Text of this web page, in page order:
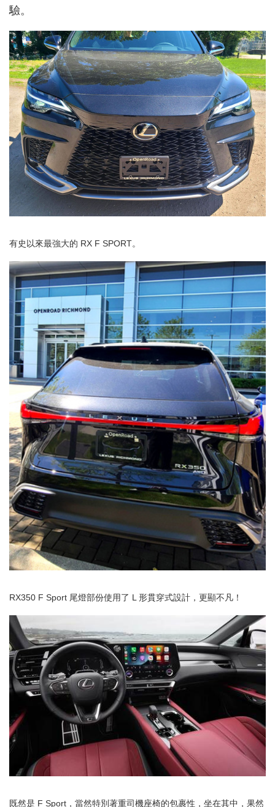
驗。
有史以來最強大的 RX F SPORT。
RX350 F Sport 尾燈部份使用了 L 形貫穿式設計，更顯不凡！
既然是 F Sport，當然特別著重司機座椅的包裹性，坐在其中，果然